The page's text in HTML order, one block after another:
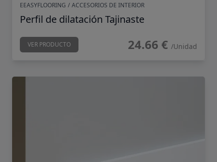
EEASYFLOORING / ACCESORIOS DE INTERIOR
Perfil de dilatación Tajinaste
VER PRODUCTO 24.66 € /Unidad